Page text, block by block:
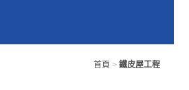
首頁 > 鐵皮屋工程